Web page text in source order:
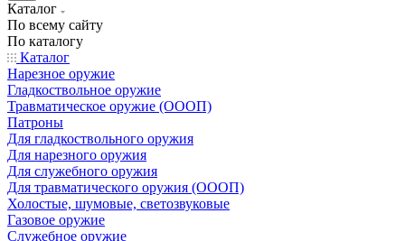
Каталог
По всему сайту
По каталогу
Каталог
Нарезное оружие
Гладкоствольное оружие
Травматическое оружие (ОООП)
Патроны
Для гладкоствольного оружия
Для нарезного оружия
Для служебного оружия
Для травматического оружия (ОООП)
Холостые, шумовые, светозвуковые
Газовое оружие
Служебное оружие